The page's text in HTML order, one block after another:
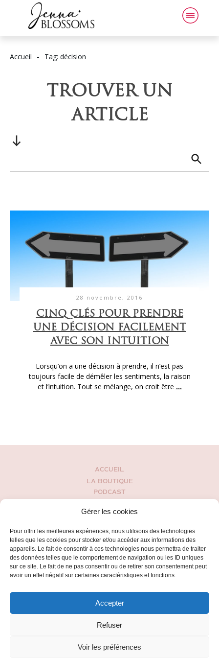
Gérer les cookies
Pour offrir les meilleures expériences, nous utilisons des technologies
telles que les cookies pour stocker et/ou accéder aux informations des
appareils. Le fait de consentir à ces technologies nous permettra de traiter
des données telles que le comportement de navigation ou les ID uniques
sur ce site. Le fait de ne pas consentir ou de retirer son consentement peut
avoir un effet négatif sur certaines caractéristiques et fonctions.
Accepter
Refuser
Voir les préférences
Accueil - Tag: décision
TROUVER UN
ARTICLE
28 novembre, 2016
CINQ CLÉS POUR PRENDRE
UNE DÉCISION FACILEMENT
AVEC SON INTUITION
Lorsqu’on a une décision à prendre, il n’est pas
toujours facile de démêler les sentiments, la raison
et l’intuition. Tout se mélange, on croit être ...
ACCUEIL
LA BOUTIQUE
PODCAST
BLOG
CONDITIONS GÉNÉRALES DE VENTES
POLITIQUE DE CONFIDENTIALITÉ
CONTACT
2016 - 2025 jennablossoms.com - Tous droits réservés.